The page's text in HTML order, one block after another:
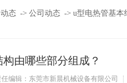
态 -> 公司动态 -> u型电热管基本
由哪些部分组成？
任编辑：东莞市新晨机械设备有限公司